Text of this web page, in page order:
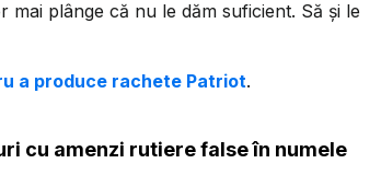
mai plânge că nu le dăm suficient. Să și le
a produce rachete Patriot.
cu amenzi rutiere false în numele